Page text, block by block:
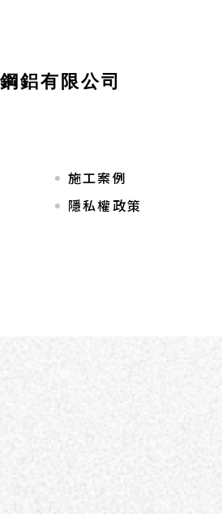
鋁有限公司
施工案例
隱私權政策